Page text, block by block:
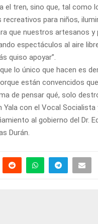
el tren, sino que, tal como
para niños,
que nuestros artesanos
espectáculos al aire
quiso apoyar”.
lo único que hacen es
están convencidos
de pensar qué, solo
con el Vocal
al gobierno del Dr.
Durán.